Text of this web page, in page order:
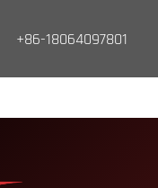
+86-18064097801